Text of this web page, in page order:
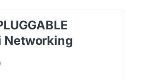
Networking